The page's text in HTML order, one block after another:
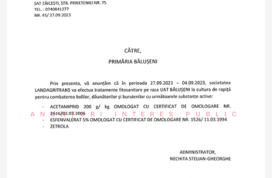
ANUNȚURI INTERES PUBLIC